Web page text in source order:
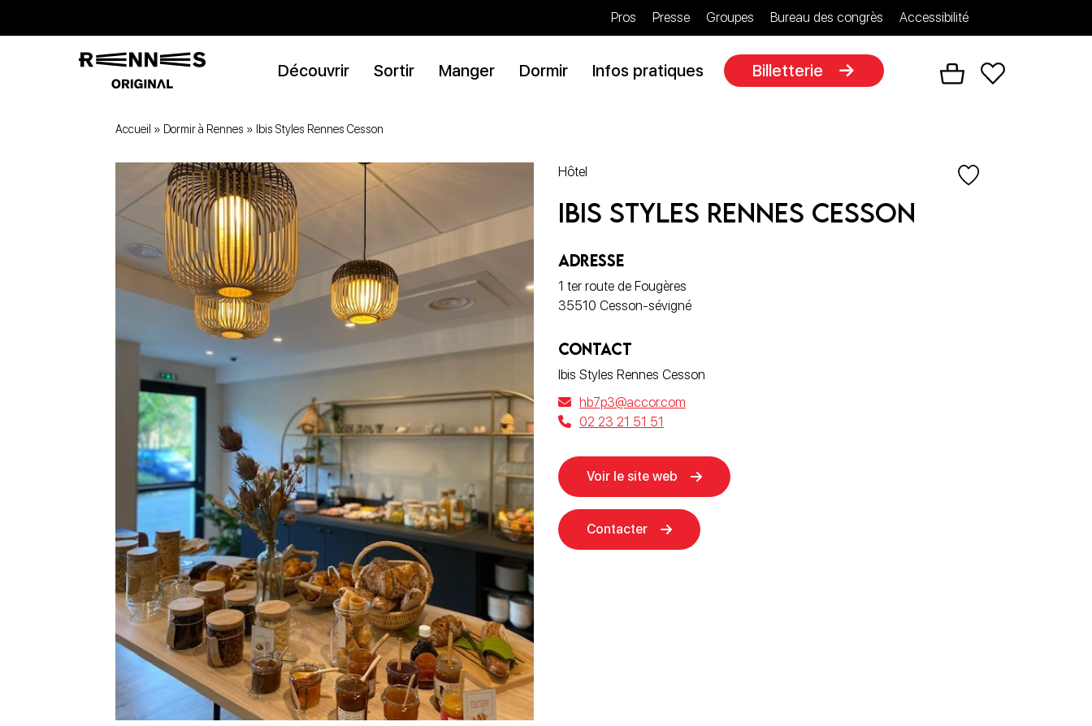
Pros Presse Groupes Bureau des congrès Accessibilité
Découvrir Sortir Manger Dormir Infos pratiques Billetterie
Accueil » Dormir à Rennes » Ibis Styles Rennes Cesson
Hôtel
Ibis Styles Rennes Cesson
ADRESSE
1 ter route de Fougères
35510 Cesson-sévigné
CONTACT
Ibis Styles Rennes Cesson
hb7p3@accor.com
02 23 21 51 51
Voir le site web
Contacter